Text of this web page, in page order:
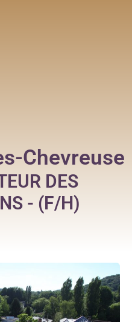
Chevreuse
DES
- (F/H)